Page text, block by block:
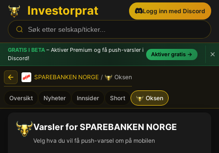
Investorprat Logg inn med Discord
GRATIS I BETA – Aktiver Premium og få push-varsler i
Discord!
Aktiver gratis →
SPAREBANKEN NORGE / Oksen
Oversikt Nyheter Innsider Short Oksen
Varsler for SPAREBANKEN NORGE
Velg hva du vil få push-varsel om på mobilen